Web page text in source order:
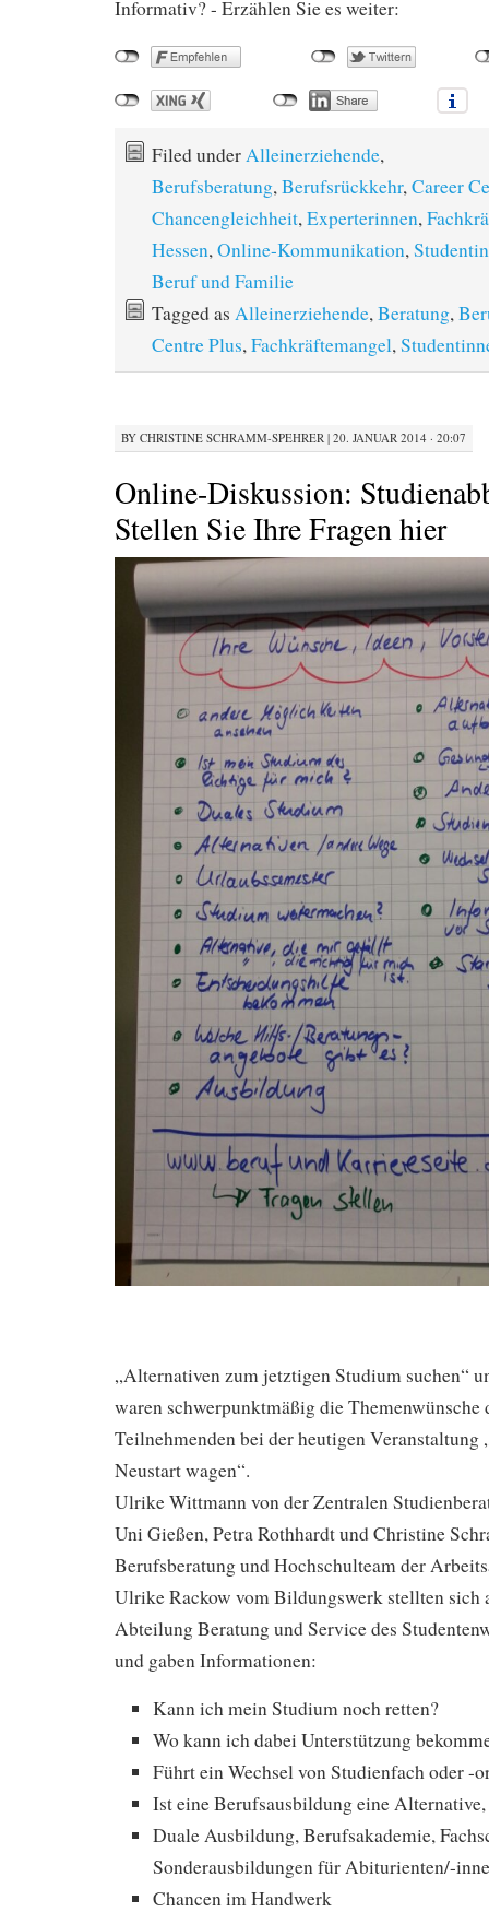
Informativ? - Erzählen Sie es weiter:
Filed underAlleinerziehende,
Berufsberatung,Berufsrückkehr,Career
Chancengleichheit,Experterinnen,
Hessen,Online-Kommunikation,
Beruf und Familie
Tagged as Alleinerziehende,Beratung,
Centre Plus,Fachkräftemangel,
BY CHRISTINE SCHRAMM-SPEHRER | 20. JANUAR 2014 · 20:07
Online-Diskussion:
Stellen Sie Ihre Fragen hier
„Alternativen zum jetztigen Studium suchen“
waren schwerpunktmäßig die Themenwünsche
Teilnehmenden bei der heutigen Veranstaltung
Neustart wagen“.
Ulrike Wittmann von der Zentralen
Uni Gießen, Petra Rothhardt und Christine
Berufsberatung und Hochschulteam der
Ulrike Rackow vom Bildungswerk stellten sich
Abteilung Beratung und Service des
und gaben Informationen:
Kann ich mein Studium noch retten?
Wo kann ich dabei Unterstützung
Führt ein Wechsel von Studienfach oder -
Ist eine Berufsausbildung eine
Duale Ausbildung, Berufsakademie,
Sonderausbildungen für Abiturienten/-
Chancen im Handwerk